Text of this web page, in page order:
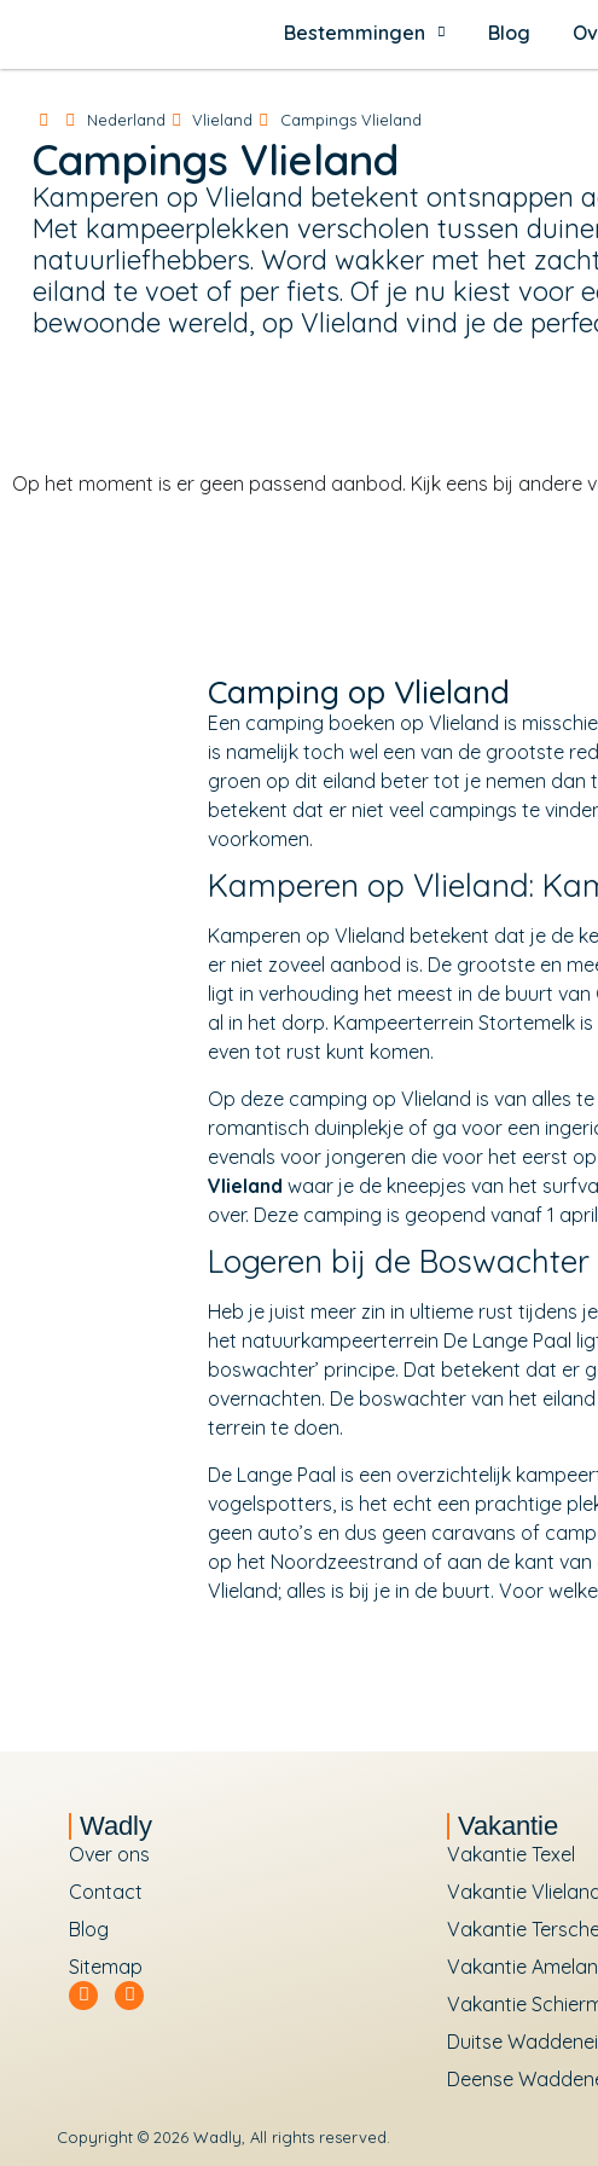
Bestemmingen Blog
Nederland Vlieland Campings Vlieland
Campings Vlieland
Kamperen op Vlieland betekent ontsnappen
Met kampeerplekken verscholen tussen
natuurliefhebbers. Word wakker met het
eiland te voet of per fiets. Of je nu kiest voor
bewoonde wereld, op Vlieland vind je de
Op het moment is er geen passend aanbod. Kijk eens bij
Camping op Vlieland
Een camping boeken op Vlieland is
is namelijk toch wel een van de grootste
groen op dit eiland beter tot je nemen dan
betekent dat er niet veel campings te
voorkomen.
Kamperen op Vlieland:
Kamperen op Vlieland betekent dat je de
er niet zoveel aanbod is. De grootste en
ligt in verhouding het meest in de buurt
al in het dorp. Kampeerterrein Stortemelk
even tot rust kunt komen.
Op deze camping op Vlieland is van alles
romantisch duinplekje of ga voor een
evenals voor jongeren die voor het eerst
Vlieland waar je de kneepjes van het
over. Deze camping is geopend vanaf 1
Logeren bij de
Heb je juist meer zin in ultieme rust tijdens
het natuurkampeerterrein De Lange Paal
boswachter’ principe. Dat betekent dat er
overnachten. De boswachter van het
terrein te doen.
De Lange Paal is een overzichtelijk
vogelspotters, is het echt een prachtige
geen auto’s en dus geen caravans of
op het Noordzeestrand of aan de kant van
Vlieland; alles is bij je in de buurt. Voor
Wadly
Over ons
Contact
Blog
Sitemap
Vakantie
Vakantie Texel
Vakantie
Vakantie
Vakantie
Vakantie
Duitse
Deense
Copyright © 2026 Wadly, All rights reserved.